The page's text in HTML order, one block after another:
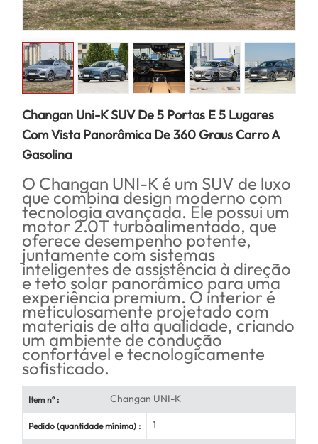
Changan Uni-K SUV De 5 Portas E 5 Lugares
Com Vista Panorâmica De 360 Graus Carro A
Gasolina
O Changan UNI-K é um SUV de luxo
que combina design moderno com
tecnologia avançada. Ele possui um
motor 2.0T turboalimentado, que
oferece desempenho potente,
juntamente com sistemas
inteligentes de assistência à direção
e teto solar panorâmico para uma
experiência premium. O interior é
meticulosamente projetado com
materiais de alta qualidade, criando
um ambiente de condução
confortável e tecnologicamente
sofisticado.
Item nº : Changan UNI-K
Pedido (quantidade mínima) : 1